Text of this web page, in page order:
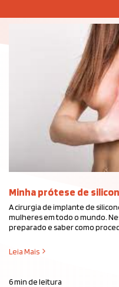
Minha prótese de
A cirurgia de implante de
mulheres em todo o mundo.
preparado e saber como
Leia Mais
6 min de leitura